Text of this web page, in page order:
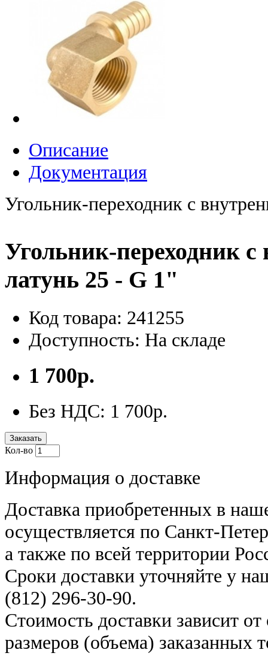
Описание
Документация
Угольник-переходник с
Угольник-переходник с
латунь 25 - G 1"
Код товара: 241255
Доступность: На складе
1 700р.
Без НДС: 1 700р.
Заказать
Кол-во
Информация о доставке
Доставка приобретенных в
осуществляется по Санкт-
а также по всей территории
Сроки доставки уточняйте у
(812) 296-30-90.
Стоимость доставки зависит
размеров (объема) заказанных